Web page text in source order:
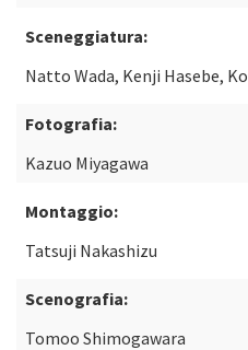
Sceneggiatura:
Natto Wada, Kenji Hasebe,
Fotografia:
Kazuo Miyagawa
Montaggio:
Tatsuji Nakashizu
Scenografia:
Tomoo Shimogawara